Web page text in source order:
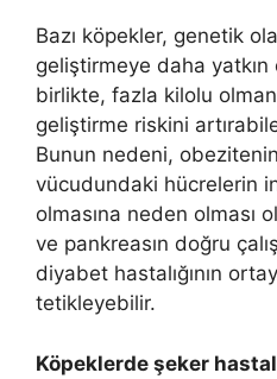
Bazı köpekler, genetik
geliştirmeye daha yatkın
birlikte, fazla kilolu
geliştirme riskini
Bunun nedeni,
vücudundaki hücrelerin
olmasına neden olması
ve pankreasın doğru
diyabet hastalığının
tetikleyebilir.
Köpeklerde şeker